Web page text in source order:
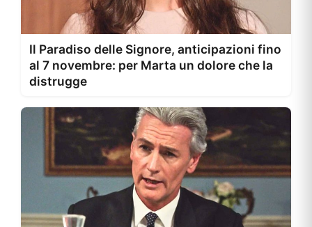
Il Paradiso delle Signore, anticipazioni fino
al 7 novembre: per Marta un dolore che la
distrugge